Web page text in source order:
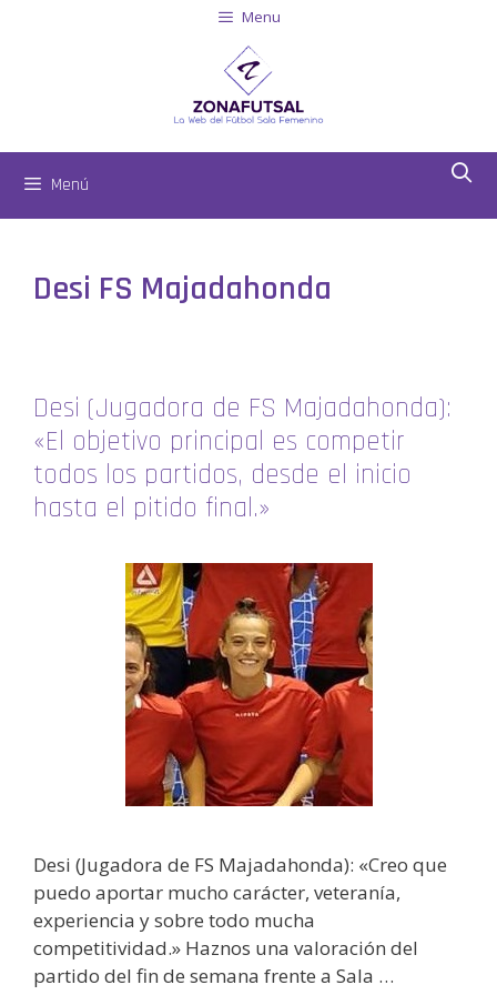
Menu
Menú
Desi FS Majadahonda
Desi (Jugadora de FS Majadahonda):
«El objetivo principal es competir
todos los partidos, desde el inicio
hasta el pitido final.»
Desi (Jugadora de FS Majadahonda): «Creo que
puedo aportar mucho carácter, veteranía,
experiencia y sobre todo mucha
competitividad.» Haznos una valoración del
partido del fin de semana frente a Sala …